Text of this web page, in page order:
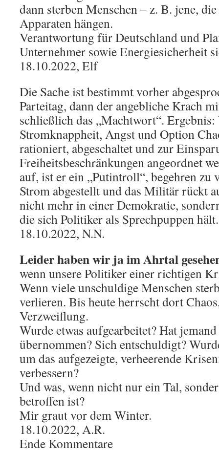
dann sterben Menschen – z. B. jene,
Apparaten hängen.
Verantwortung für Deutschland und
Unternehmer sowie Energiesicherheit
18.10.2022, Elf
Die Sache ist bestimmt vorher
Parteitag, dann der angebliche Krach
schließlich das „Machtwort“.
Stromknappheit, Angst und Option
rationiert, abgeschaltet und zur
Freiheitsbeschränkungen angeordnet
auf, ist er ein „Putintroll“, begehren zu
Strom abgestellt und das Militär rückt
nicht mehr in einer Demokratie,
die sich Politiker als Sprechpuppen hält.
18.10.2022, N.N.
Leider haben wir ja im Ahrtal
wenn unsere Politiker einer richtigen
Wenn viele unschuldige Menschen
verlieren. Bis heute herrscht dort
Verzweiflung.
Wurde etwas aufgearbeitet? Hat
übernommen? Sich entschuldigt?
um das aufgezeigte, verheerende
verbessern?
Und was, wenn nicht nur ein Tal,
betroffen ist?
Mir graut vor dem Winter.
18.10.2022, A.R.
Ende Kommentare